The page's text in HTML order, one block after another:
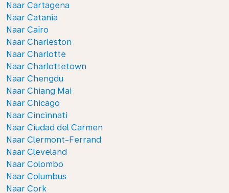
Naar Cartagena
Naar Catania
Naar Caïro
Naar Charleston
Naar Charlotte
Naar Charlottetown
Naar Chengdu
Naar Chiang Mai
Naar Chicago
Naar Cincinnati
Naar Ciudad del Carmen
Naar Clermont-Ferrand
Naar Cleveland
Naar Colombo
Naar Columbus
Naar Cork